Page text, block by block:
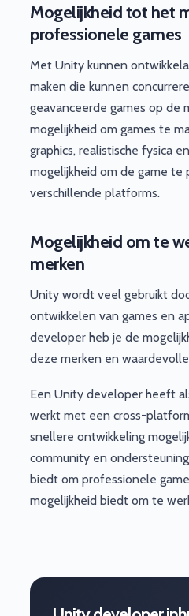
Mogelijkheid tot het
professionele games
Met Unity kunnen
maken die kunnen
geavanceerde games op de
mogelijkheid om games te
graphics, realistische fysica
mogelijkheid om de game te
verschillende platforms.
Mogelijkheid om te
merken
Unity wordt veel gebruikt
ontwikkelen van games en
developer heb je de
deze merken en
Een Unity developer heeft
werkt met een cross-
snellere ontwikkeling
community en
biedt om professionele
mogelijkheid biedt om te